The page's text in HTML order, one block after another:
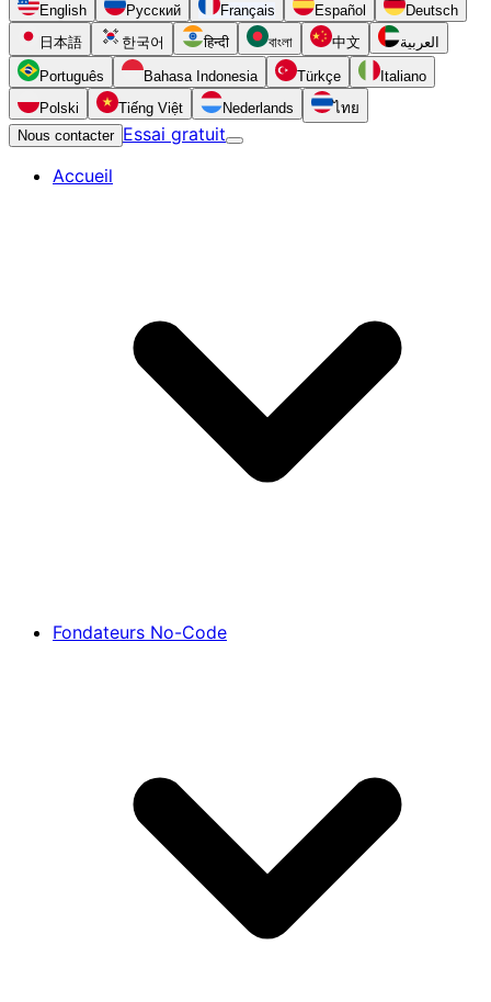
English Русский Français Español
Deutsch
日本語
한국어 हिन्दी বাংলা 中文 العربية
Português Bahasa Indonesia Türkçe
Italiano
Polski
Tiếng Việt Nederlands
ไทย
Nous contacter Essai gratuit
Accueil
Fondateurs No-Code